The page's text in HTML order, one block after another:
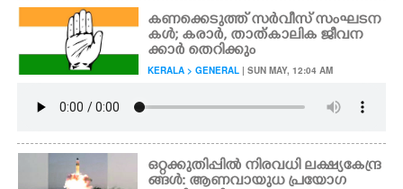
കണക്കെടുത്ത് സർവീസ് സംഘടന
കൾ; കരാർ, താത്കാലിക ജീവന
ക്കാർ തെറിക്കും
KERALA > GENERAL | SUN MAY, 12:04 AM
ഒറ്റക്കുതിപ്പിൽ നിരവധി ലക്ഷ്യകേന്ദ്ര
ങ്ങൾ: ആണവായുധ പ്രയോഗ